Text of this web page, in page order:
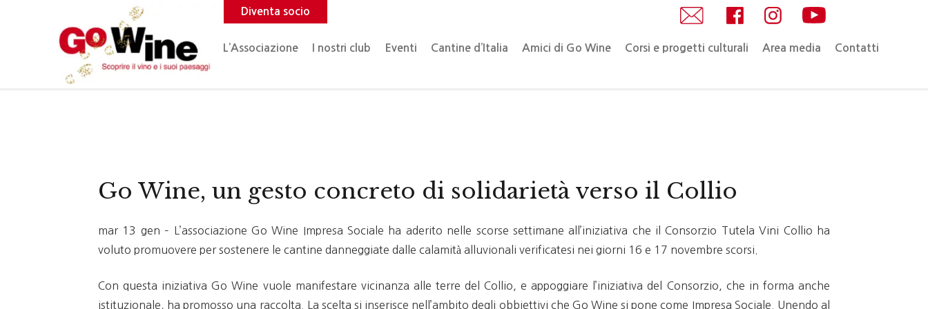
Diventa socio
L’Associazione I nostri club Eventi Cantine d’Italia Amici di Go Wine Corsi e progetti culturali Area media Contatti
Go Wine, un gesto concreto di solidarietà verso il Collio
mar 13 gen – L’associazione Go Wine Impresa Sociale ha aderito nelle scorse settimane all’iniziativa che il Consorzio Tutela Vini Collio ha
voluto promuovere per sostenere le cantine danneggiate dalle calamità alluvionali verificatesi nei giorni 16 e 17 novembre scorsi.
Con questa iniziativa Go Wine vuole manifestare vicinanza alle terre del Collio, e appoggiare l’iniziativa del Consorzio, che in forma anche
istituzionale, ha promosso una raccolta. La scelta si inserisce nell’ambito degli obbiettivi che Go Wine si pone come Impresa Sociale. Unendo al